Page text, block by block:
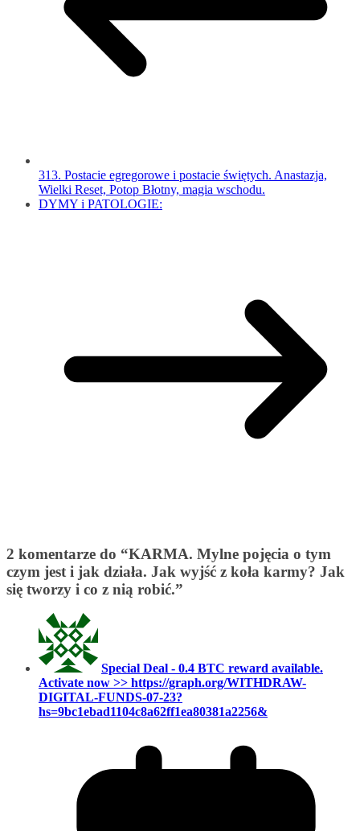
313. Postacie egregorowe i postacie świętych. Anastazja,
Wielki Reset, Potop Błotny, magia wschodu.
DYMY i PATOLOGIE:
2 komentarze do “KARMA. Mylne pojęcia o tym
czym jest i jak działa. Jak wyjść z koła karmy? Jak
się tworzy i co z nią robić.”
Special Deal - 0.4 BTC reward available.
Activate now >> https://graph.org/WITHDRAW-
DIGITAL-FUNDS-07-23?
hs=9bc1ebad1104c8a62ff1ea80381a2256&